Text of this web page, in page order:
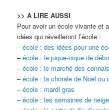
>> A LIRE AUSSI
Pour avoir un école vivante et
idées qui réveilleront l’école :
–école : des idées pour une
–école : le pique-nique de
–école : le marché des
–école : la chorale de Noël ou
–école : mardi gras
–école : les semaines de